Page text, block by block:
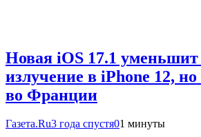
Новая iOS 17.1 уменьшит
излучение в iPhone 12, но
во Франции
Газета.Ru3 года спустя01 минуты